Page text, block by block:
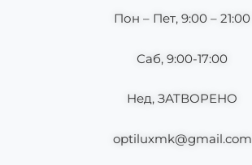
m
Пон – Пет, 9:00 – 21:00
Саб, 9:00-17:00
Нед, ЗАТВОРЕНО
optiluxmk@gmail.com